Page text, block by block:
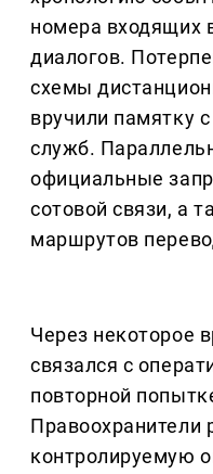
номера входящих
диалогов.
схемы
вручили памятку
служб.
официальные
сотовой связи, а
маршрутов
Через некоторое
связался с
повторной
Правоохранители
контролируемую